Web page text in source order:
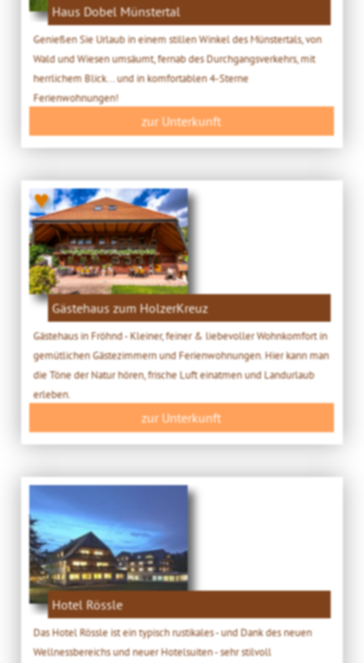
Haus Dobel Münstertal
Genießen Sie Urlaub in einem stillen Winkel des Münstertals, von
Wald und Wiesen umsäumt, fernab des Durchgangsverkehrs, mit
herrlichem Blick... und in komfortablen 4-Sterne
Ferienwohnungen!
zur Unterkunft
♥
Gästehaus zum HolzerKreuz
Gästehaus in Fröhnd - Kleiner, feiner & liebevoller Wohnkomfort in
gemütlichen Gästezimmern und Ferienwohnungen. Hier kann man
die Töne der Natur hören, frische Luft einatmen und Landurlaub
erleben.
zur Unterkunft
Hotel Rössle
Das Hotel Rössle ist ein typisch rustikales - und Dank des neuen
Wellnessbereichs und neuer Hotelsuiten - sehr stilvoll